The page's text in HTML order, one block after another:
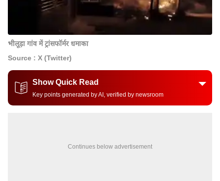
भीलूड़ा गांव में ट्रांसफॉर्मर धमाका
Source : X (Twitter)
Show Quick Read
Key points generated by AI, verified by newsroom
Continues below advertisement